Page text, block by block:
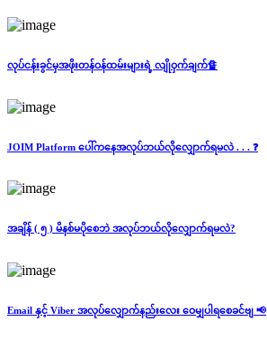
လုပ်ငန်းခွင်မှအဖိုးတန်ဝန်ထမ်းများရဲ့ လျိုဝှက်ချက်🔏
JOIM Platform ပေါ်ကနေအလုပ်ဘယ်လိုလျှောက်ရမလဲ . . . ❓
အချိန် ( ၅ ) မိနစ်မပိုစေဘဲ အလုပ်ဘယ်လိုလျှောက်ရမလဲ?
Email နှင့် Viber အလုပ်လျှောက်နည်းလေး ဝေမျှပါရစေခင်ဗျ 📢